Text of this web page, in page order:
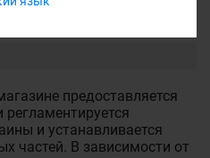
предоставляется
регламентируется
и устанавливается
частей. В зависимости от